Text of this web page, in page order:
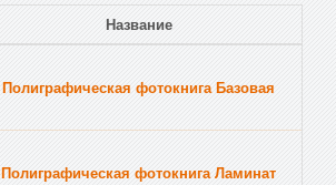
Название
Полиграфическая фотокнига Базовая
Полиграфическая фотокнига Ламинат